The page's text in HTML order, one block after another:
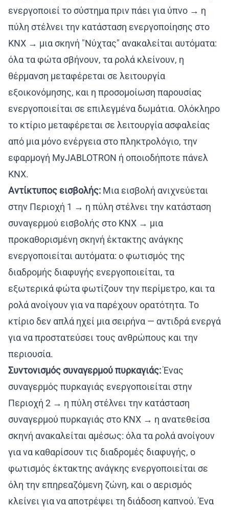
ενεργοποιεί το σύστημα πριν πάει για ύπνο → η
πύλη στέλνει την κατάσταση ενεργοποίησης στο
KNX → μια σκηνή "Νύχτας" ανακαλείται αυτόματα:
όλα τα φώτα σβήνουν, τα ρολά κλείνουν, η
θέρμανση μεταφέρεται σε λειτουργία
εξοικονόμησης, και η προσομοίωση παρουσίας
ενεργοποιείται σε επιλεγμένα δωμάτια. Ολόκληρο
το κτίριο μεταφέρεται σε λειτουργία ασφαλείας
από μια μόνο ενέργεια στο πληκτρολόγιο, την
εφαρμογή MyJABLOTRON ή οποιοδήποτε πάνελ
KNX.
Αντίκτυπος εισβολής: Μια εισβολή ανιχνεύεται
στην Περιοχή 1 → η πύλη στέλνει την κατάσταση
συναγερμού εισβολής στο KNX → μια
προκαθορισμένη σκηνή έκτακτης ανάγκης
ενεργοποιείται αυτόματα: ο φωτισμός της
διαδρομής διαφυγής ενεργοποιείται, τα
εξωτερικά φώτα φωτίζουν την περίμετρο, και τα
ρολά ανοίγουν για να παρέχουν ορατότητα. Το
κτίριο δεν απλά ηχεί μια σειρήνα — αντιδρά ενεργά
για να προστατεύσει τους ανθρώπους και την
περιουσία.
Συντονισμός συναγερμού πυρκαγιάς:Ένας
συναγερμός πυρκαγιάς ενεργοποιείται στην
Περιοχή 2 → η πύλη στέλνει την κατάσταση
συναγερμού πυρκαγιάς στο KNX → η ανατεθείσα
σκηνή ανακαλείται αμέσως: όλα τα ρολά ανοίγουν
για να καθαρίσουν τις διαδρομές διαφυγής, ο
φωτισμός έκτακτης ανάγκης ενεργοποιείται σε
όλη την επηρεαζόμενη ζώνη, και ο αερισμός
κλείνει για να αποτρέψει τη διάδοση καπνού. Ένα